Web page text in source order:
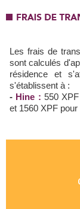
Les frais de
sont calculés
résidence et
s'établissent à :
- Hine : 550
et 1560 XPF